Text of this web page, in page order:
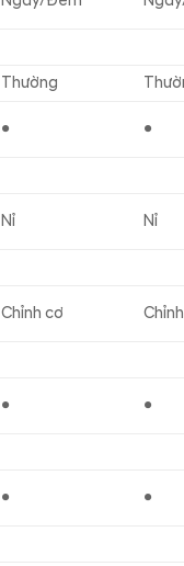
Thường
● ●
Nỉ Nỉ
Chỉnh cơ
● ●
● ●